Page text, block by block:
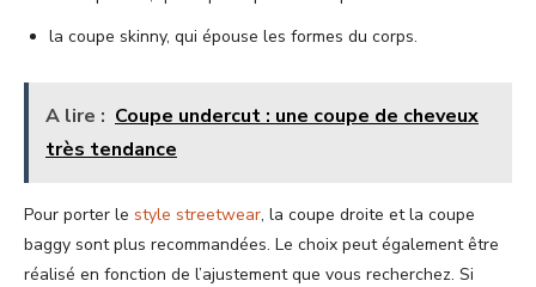
la coupe skinny, qui épouse les formes du corps.
A lire : Coupe undercut : une coupe de cheveux
très tendance
Pour porter le style streetwear, la coupe droite et la coupe
baggy sont plus recommandées. Le choix peut également être
réalisé en fonction de l’ajustement que vous recherchez. Si